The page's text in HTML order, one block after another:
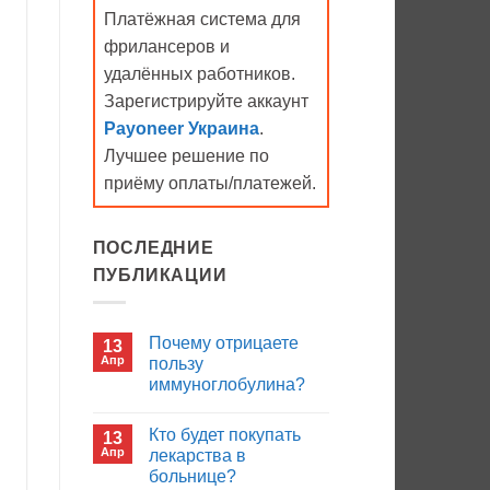
Платёжная система для
фрилансеров и
удалённых работников.
Зарегистрируйте аккаунт
Payoneer Украина.
Лучшее решение по
приёму оплаты/платежей.
ПОСЛЕДНИЕ
ПУБЛИКАЦИИ
13
Апр
Почему отрицаете
пользу
иммуноглобулина?
записи
Почему
отрицаете
пользу
13
Апр
Кто будет покупать
лекарства в
больнице?